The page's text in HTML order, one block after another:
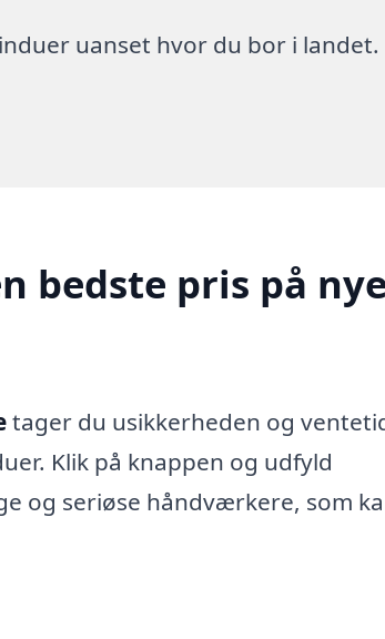
uanset hvor du bor i landet.
bedste pris på
tager du usikkerheden og
Klik på knappen og udfyld
og seriøse håndværkere, som